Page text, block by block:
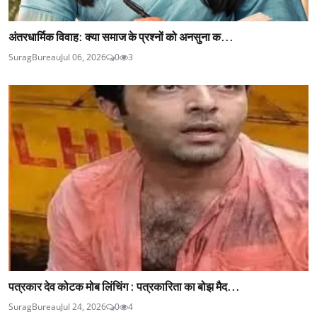
अंतरधार्मिक विवाह: क्या समाज के प्रश्नों को अनसुना क...
SuragBureauJul 06, 2026 0 3
पत्रकार देव कोटक मोब लिंचिंग : पत्रकारिता का बोझ मैद...
SuragBureauJul 24, 2026 0 4